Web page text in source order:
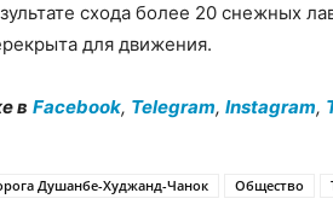
схода более 20 снежных
для движения.
в Facebook, Telegram, Instagram,
Душанбе-Худжанд-Чанок Общество